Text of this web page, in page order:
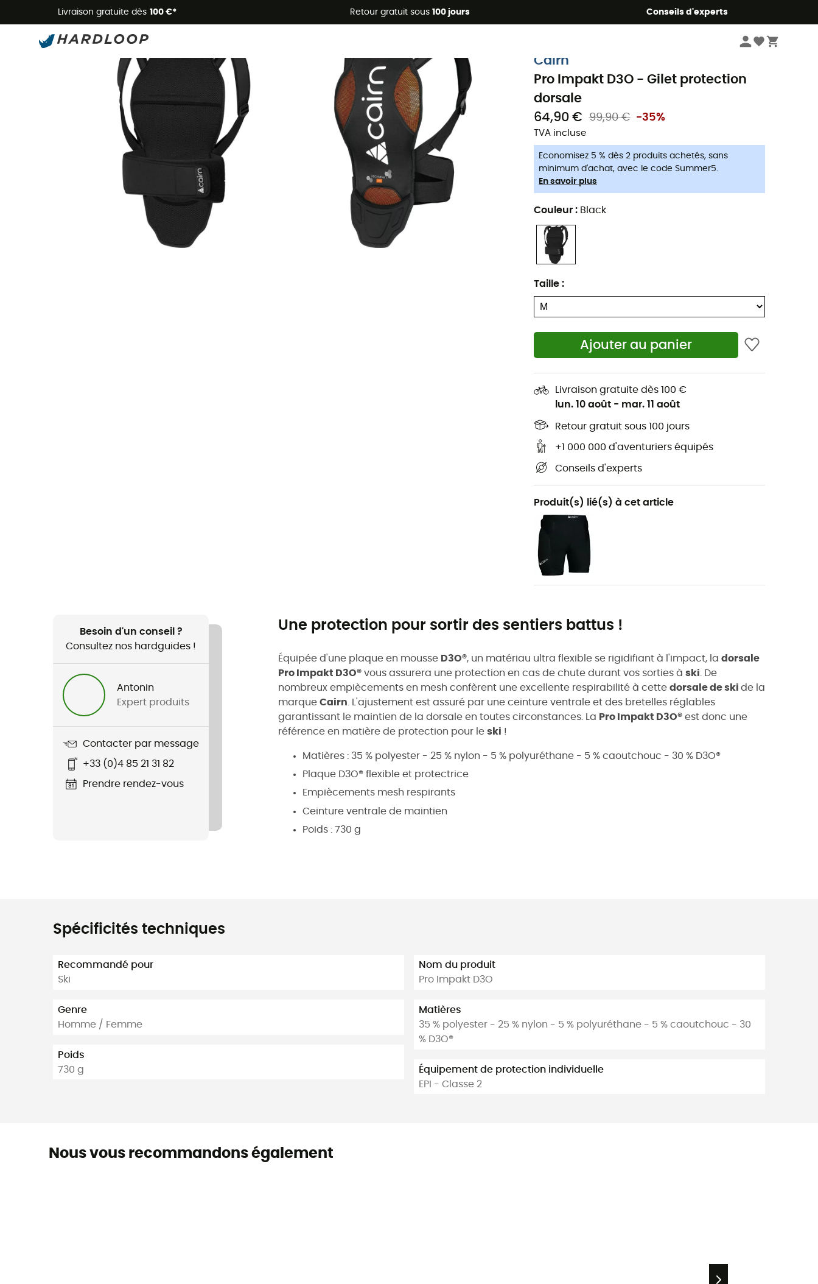
Livraison gratuite dès 100 €* Retour gratuit sous 100 jours Conseils d'experts
Promos d'été 🔥 -5 % EXTRA dès 2 produits* code Summer5
Dorsales VTT
Cairn
Pro Impakt D3O - Gilet protection
dorsale
64,90 €
99,90 € -35%
TVA incluse
Economisez 5 % dès 2 produits achetés, sans
minimum d'achat, avec le code Summer5.
En savoir plus
Couleur : Black
Taille :
Ajouter au panier
Livraison gratuite dès 100 €
lun. 10 août - mar. 11 août
Retour gratuit sous 100 jours
+1 000 000 d'aventuriers équipés
Conseils d'experts
Produit(s) lié(s) à cet article
Besoin d'un conseil ?
Consultez nos hardguides !
Antonin
Expert produits
Contacter par message
+33 (0)4 85 21 31 82
Prendre rendez-vous
Une protection pour sortir des sentiers battus !
Équipée d'une plaque en mousse D3O®, un matériau ultra flexible se rigidifiant à l'impact, la dorsale
Pro Impakt D3O® vous assurera une protection en cas de chute durant vos sorties à ski . De
nombreux empiècements en mesh confèrent une excellente respirabilité à cette dorsale de ski de la
marque Cairn . L'ajustement est assuré par une ceinture ventrale et des bretelles réglables
garantissant le maintien de la dorsale en toutes circonstances. La Pro Impakt D3O® est donc une
référence en matière de protection pour le ski !
Matières : 35 % polyester - 25 % nylon - 5 % polyuréthane - 5 % caoutchouc - 30 % D3O®
Plaque D3O® flexible et protectrice
Empiècements mesh respirants
Ceinture ventrale de maintien
Poids : 730 g
Spécificités techniques
Recommandé pour
Ski
Genre
Homme / Femme
Poids
730 g
Nom du produit
Pro Impakt D3O
Matières
35 % polyester - 25 % nylon - 5 % polyuréthane - 5 % caoutchouc - 30
% D3O®
Équipement de protection individuelle
EPI - Classe 2
Nous vous recommandons également